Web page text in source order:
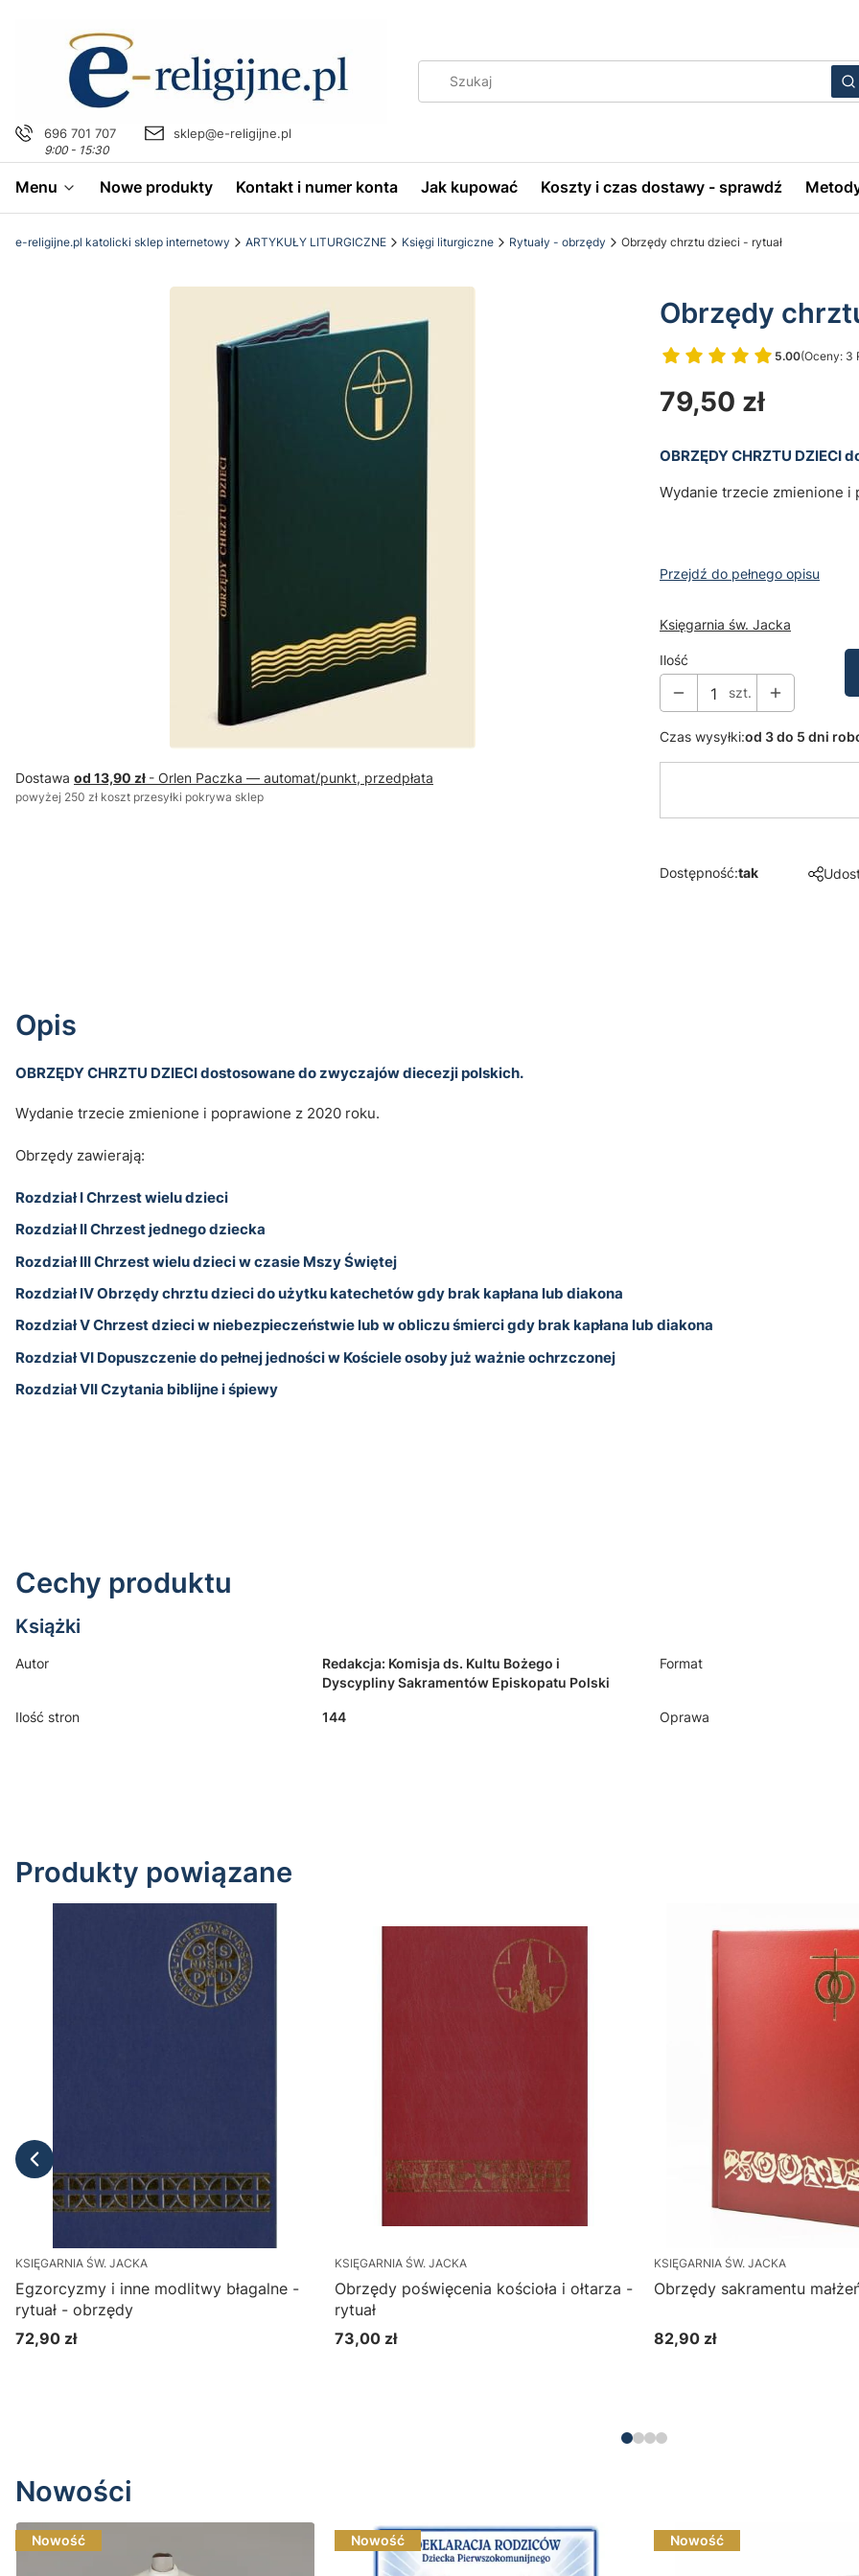
696 701 707
9:00 - 15:30
sklep@e-religijne.pl
Wyczyść
Menu Nowe produkty Kontakt i numer konta Jak kupować Koszty i czas dostawy - sprawdź
e-religijne.pl katolicki sklep internetowy ARTYKUŁY LITURGICZNE Księgi liturgiczne Rytuały - obrzędy Obrzędy chrztu dzieci - rytuał
Dostawa od 13,90 zł - Orlen Paczka — automat/punkt, przedpłata
powyżej 250 zł koszt przesyłki pokrywa sklep
Obrzędy
5.00(Oceny: 3
Przejdź do
Cena
79,50 zł
OBRZĘDY CHRZTU
Wydanie trzecie zmienione i
Przejdź do pełnego opisu
Księgarnia św. Jacka
Ilość
szt.
Czas wysyłki:od 3 do 5 dni
Dostępność:tak
Opis
OBRZĘDY CHRZTU DZIECI dostosowane do zwyczajów diecezji polskich.
Wydanie trzecie zmienione i poprawione z 2020 roku.
Obrzędy zawierają:
Rozdział I Chrzest wielu dzieci
Rozdział II Chrzest jednego dziecka
Rozdział III Chrzest wielu dzieci w czasie Mszy Świętej
Rozdział IV Obrzędy chrztu dzieci do użytku katechetów gdy brak kapłana lub diakona
Rozdział V Chrzest dzieci w niebezpieczeństwie lub w obliczu śmierci gdy brak kapłana lub diakona
Rozdział VI Dopuszczenie do pełnej jedności w Kościele osoby już ważnie ochrzczonej
Rozdział VII Czytania biblijne i śpiewy
Cechy produktu
Książki
Autor
Redakcja: Komisja ds. Kultu Bożego i
Dyscypliny Sakramentów Episkopatu Polski
Format
Ilość stron 144 Oprawa
Produkty powiązane
KSIĘGARNIA ŚW. JACKA
Egzorcyzmy i inne modlitwy błagalne -
rytuał - obrzędy
Cena
72,90 zł
KSIĘGARNIA ŚW. JACKA
Obrzędy poświęcenia kościoła i ołtarza -
rytuał
Cena
73,00 zł
KSIĘGARNIA ŚW. JACKA
Obrzędy sakramentu
Cena
82,90 zł
Nowości
Nowość Nowość Nowość